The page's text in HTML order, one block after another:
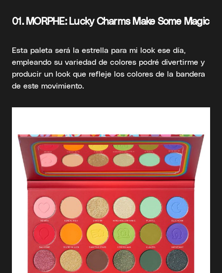
01.MORPHE: Lucky Charms Make Some Magic
Esta paleta será la estrella para mi look ese día,
empleando su variedad de colores podré divertirme y
producir un look que refleje los colores de la bandera
de este movimiento.